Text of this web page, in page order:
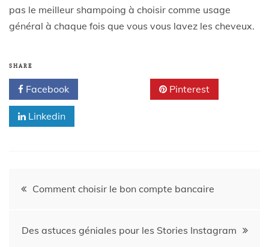
pas le meilleur shampoing à choisir comme usage
général à chaque fois que vous vous lavez les cheveux.
SHARE
Facebook Pinterest
Linkedin
Comment choisir le bon compte bancaire
Des astuces géniales pour les Stories Instagram